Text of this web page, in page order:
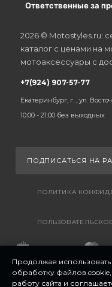
Ответственные за
2026 © Motostyles.ru:
каталог с ценами на
мотоаксессуары с
+7(924) 907-57-77
Екатеринбург, г. , ул.
10:00 - 21:00 без выходных
ПОДПИСАТЬСЯ НА
ПОЛИТИКА
Продолжая использовать
обработку файлов
работу сайта и